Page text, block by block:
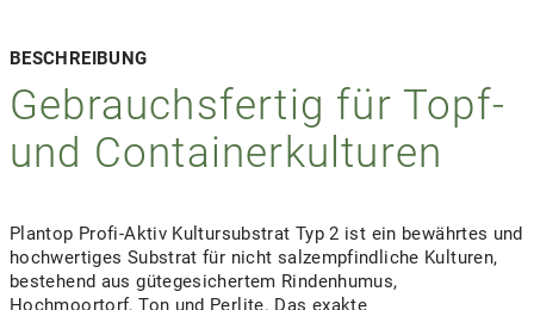
BESCHREIBUNG
Gebrauchsfertig für Topf-
und Containerkulturen
Plantop Profi-Aktiv Kultursubstrat Typ 2 ist ein bewährtes und
hochwertiges Substrat für nicht salzempfindliche Kulturen,
bestehend aus gütegesichertem Rindenhumus,